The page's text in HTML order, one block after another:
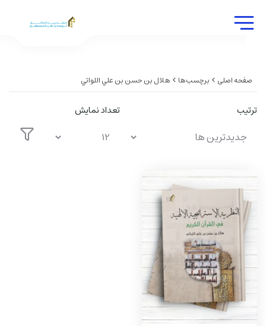
صفحه اصلی برچسب‌ها هلال بن حسن بن علي اللواتي
ترتیب تعداد نمایش